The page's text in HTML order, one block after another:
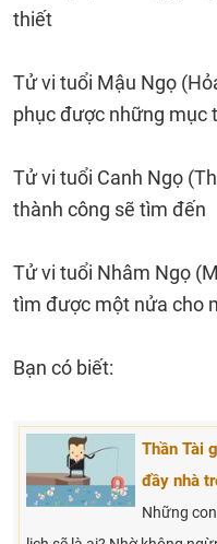
thiết
Tử vi tuổi Mậu Ngọ
phục được những mục
Tử vi tuổi Canh Ngọ
thành công sẽ tìm đến
Tử vi tuổi Nhâm Ngọ
tìm được một nửa cho
Bạn có biết:
Thần Tài
đầy nhà
Những